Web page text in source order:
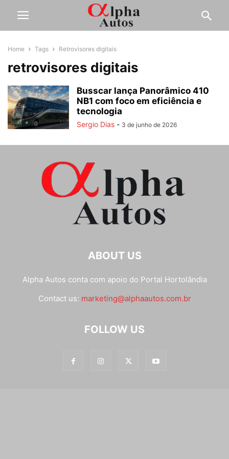
Home Tags Retrovisores digitais
retrovisores digitais
Busscar lança Panorâmico 410
NB1 com foco em eficiência e
tecnologia
Sergio Dias - 3 de junho de 2026
ABOUT US
Alpha Autos conta com apoio do Portal Hortolândia
Contact us: marketing@alphaautos.com.br
FOLLOW US